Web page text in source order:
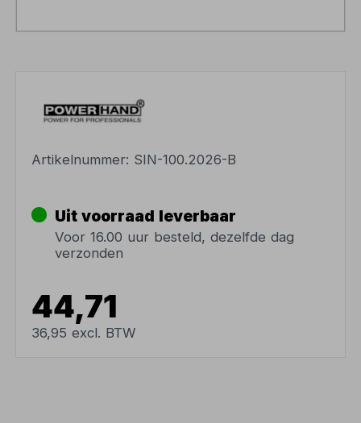
Artikelnummer: SIN-100.2026-B
Uit voorraad leverbaar
Voor 16.00 uur besteld, dezelfde dag
verzonden
44,71
36,95 excl. BTW